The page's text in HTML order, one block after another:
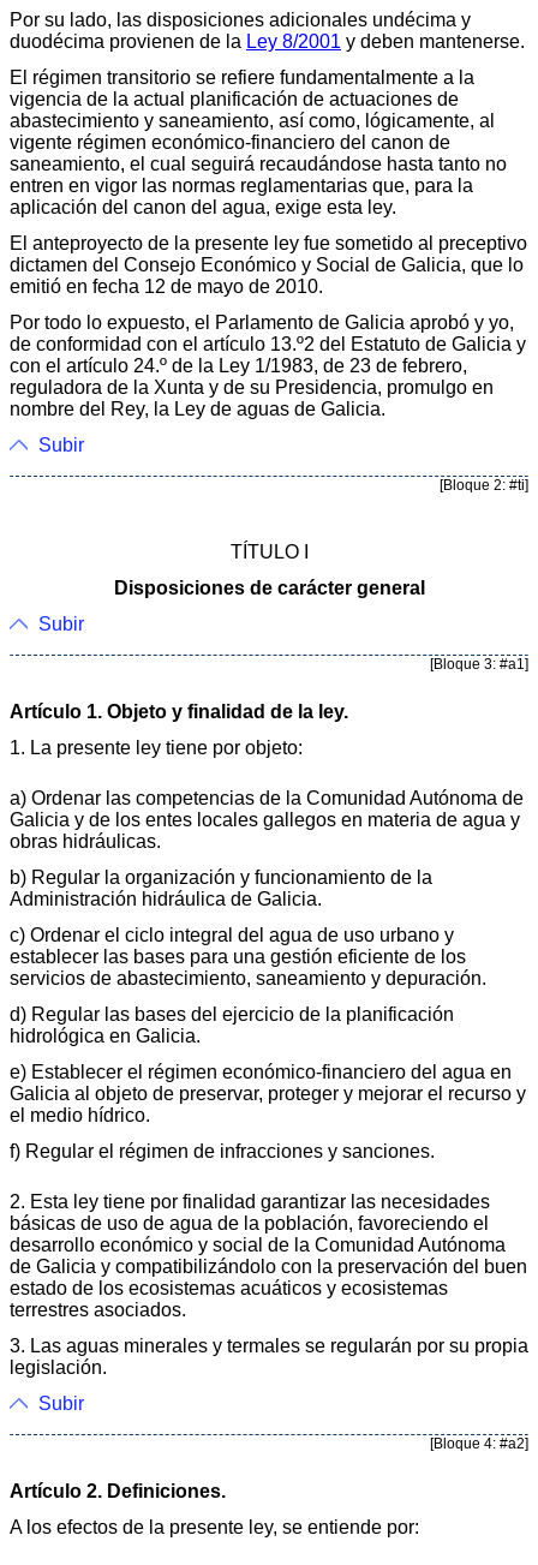
Por su lado, las disposiciones adicionales undécima y
duodécima provienen de la Ley 8/2001 y deben mantenerse.
El régimen transitorio se refiere fundamentalmente a la
vigencia de la actual planificación de actuaciones de
abastecimiento y saneamiento, así como, lógicamente, al
vigente régimen económico-financiero del canon de
saneamiento, el cual seguirá recaudándose hasta tanto no
entren en vigor las normas reglamentarias que, para la
aplicación del canon del agua, exige esta ley.
El anteproyecto de la presente ley fue sometido al preceptivo
dictamen del Consejo Económico y Social de Galicia, que lo
emitió en fecha 12 de mayo de 2010.
Por todo lo expuesto, el Parlamento de Galicia aprobó y yo,
de conformidad con el artículo 13.º2 del Estatuto de Galicia y
con el artículo 24.º de la Ley 1/1983, de 23 de febrero,
reguladora de la Xunta y de su Presidencia, promulgo en
nombre del Rey, la Ley de aguas de Galicia.
Subir
[Bloque 2: #ti]
TÍTULO I
Disposiciones de carácter general
Subir
[Bloque 3: #a1]
Artículo 1. Objeto y finalidad de la ley.
1. La presente ley tiene por objeto:
a) Ordenar las competencias de la Comunidad Autónoma de
Galicia y de los entes locales gallegos en materia de agua y
obras hidráulicas.
b) Regular la organización y funcionamiento de la
Administración hidráulica de Galicia.
c) Ordenar el ciclo integral del agua de uso urbano y
establecer las bases para una gestión eficiente de los
servicios de abastecimiento, saneamiento y depuración.
d) Regular las bases del ejercicio de la planificación
hidrológica en Galicia.
e) Establecer el régimen económico-financiero del agua en
Galicia al objeto de preservar, proteger y mejorar el recurso y
el medio hídrico.
f) Regular el régimen de infracciones y sanciones.
2. Esta ley tiene por finalidad garantizar las necesidades
básicas de uso de agua de la población, favoreciendo el
desarrollo económico y social de la Comunidad Autónoma
de Galicia y compatibilizándolo con la preservación del buen
estado de los ecosistemas acuáticos y ecosistemas
terrestres asociados.
3. Las aguas minerales y termales se regularán por su propia
legislación.
Subir
[Bloque 4: #a2]
Artículo 2. Definiciones.
A los efectos de la presente ley, se entiende por: